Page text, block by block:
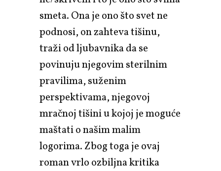
smeta. Ona je ono što svet ne
podnosi, on zahteva tišinu,
traži od ljubavnika da se
povinuju njegovim sterilnim
pravilima, suženim
perspektivama, njegovoj
mračnoj tišini u kojoj je moguće
maštati o našim malim
logorima. Zbog toga je ovaj
roman vrlo ozbiljna kritika